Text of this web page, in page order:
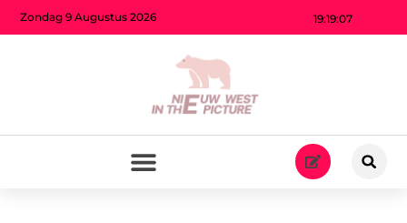
19:19:07
Zondag 9 Augustus 2026